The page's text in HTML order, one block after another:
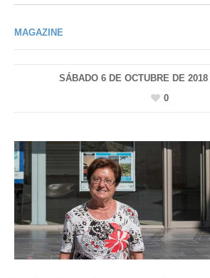
MAGAZINE
SÁBADO 6 DE OCTUBRE DE 2018
0